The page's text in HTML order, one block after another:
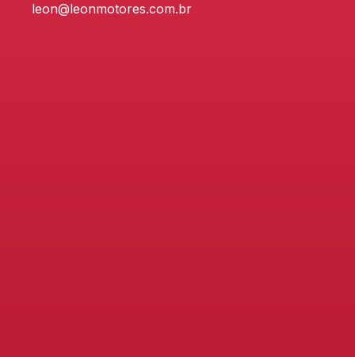
leon@leonmotores.com.br